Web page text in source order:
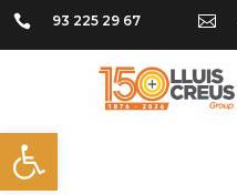
Abrir barra de herramientas
 93 225 29 67 